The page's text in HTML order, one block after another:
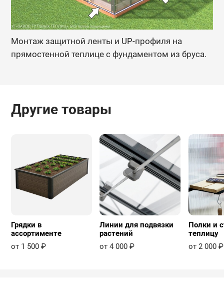
Монтаж защитной ленты и UP-профиля на
прямостенной теплице с фундаментом из бруса.
Другие товары
Грядки в
ассортименте
от 1 500 ₽
Линии для подвязки
растений
от 4 000 ₽
Полки и
теплицу
от 2 000 ₽